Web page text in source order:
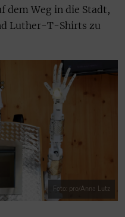
dem Weg in die Stadt,
Luther-T-Shirts zu
Foto: pro/Anna Lutz